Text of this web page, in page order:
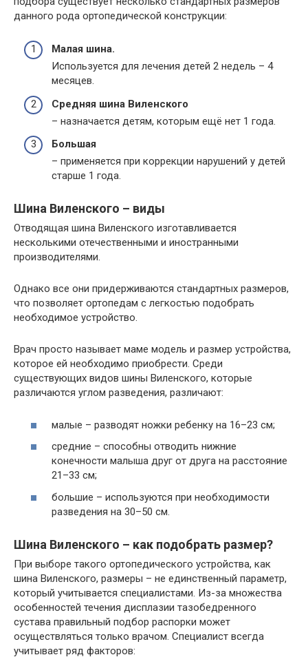
данного рода ортопедической конструкции:
Малая шина.
Используется для лечения детей 2 недель – 4
месяцев.
Средняя шина Виленского
– назначается детям, которым ещё нет 1 года.
Большая
– применяется при коррекции нарушений у детей
старше 1 года.
Шина Виленского – виды
Отводящая шина Виленского изготавливается
несколькими отечественными и иностранными
производителями.
Однако все они придерживаются стандартных размеров,
что позволяет ортопедам с легкостью подобрать
необходимое устройство.
Врач просто называет маме модель и размер устройства,
которое ей необходимо приобрести. Среди
существующих видов шины Виленского, которые
различаются углом разведения, различают:
малые – разводят ножки ребенку на 16–23 см;
средние – способны отводить нижние
конечности малыша друг от друга на расстояние
21–33 см;
большие – используются при необходимости
разведения на 30–50 см.
Шина Виленского – как подобрать размер?
При выборе такого ортопедического устройства, как
шина Виленского, размеры – не единственный параметр,
который учитывается специалистами. Из-за множества
особенностей течения дисплазии тазобедренного
сустава правильный подбор распорки может
осуществляться только врачом. Специалист всегда
учитывает ряд факторов: